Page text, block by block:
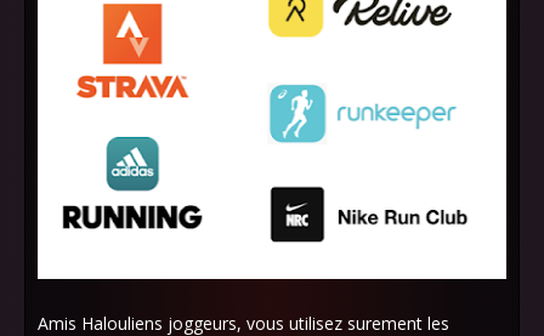
Amis Halouliens joggeurs, vous utilisez surement les